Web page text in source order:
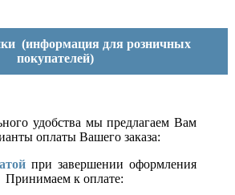
(информация для розничных
покупателей)
удобства мы предлагаем Вам
оплаты Вашего заказа:
при завершении оформления
Принимаем к оплате: